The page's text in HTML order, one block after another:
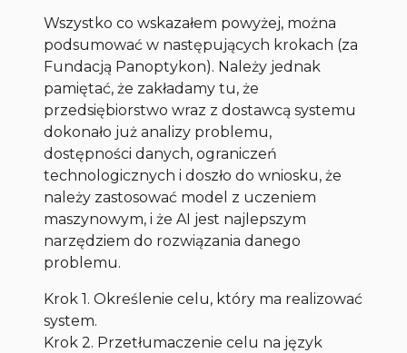
Wszystko co wskazałem powyżej, można
podsumować w następujących krokach (za
Fundacją Panoptykon). Należy jednak
pamiętać, że zakładamy tu, że
przedsiębiorstwo wraz z dostawcą systemu
dokonało już analizy problemu,
dostępności danych, ograniczeń
technologicznych i doszło do wniosku, że
należy zastosować model z uczeniem
maszynowym, i że AI jest najlepszym
narzędziem do rozwiązania danego
problemu.
Krok 1. Określenie celu, który ma realizować
system.
Krok 2. Przetłumaczenie celu na język